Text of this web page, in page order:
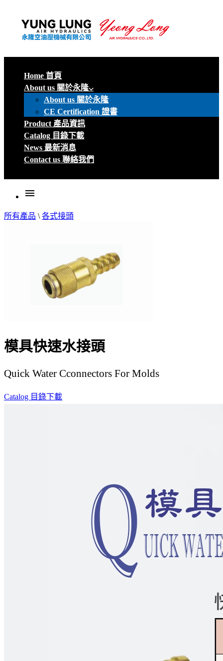
Home 首頁
About us 關於永隆
About us 關於永隆
CE Certification 證書
Product 產品資訊
Catalog 目錄下載
News 最新消息
Contact us 聯絡我們
menu
所有產品 \ 各式接頭
模具快速水接頭
Quick Water Cconnectors For Molds
Catalog 目錄下載